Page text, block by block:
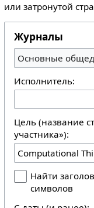
или затронутой
Журналы
Основные
Исполнитель:
Цель (название
участника»):
Найти
символов